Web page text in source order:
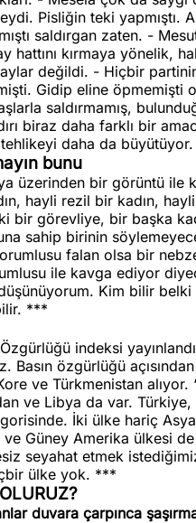
Pisliğin teki
saldırgan zaten. -
hattını kırmaya yönelik,
değildi. - Hiçbir partinin
Gidip eline öpmemişti
saldırmamış,
biraz daha farklı bir
daha da
bunu
üzerinden bir görüntü ile
hayli rezil bir kadın,
bir görevliye, bir başka
sahip birinin
falan olsa bir
ile kavga ediyor
Kim bilir
***
Özgürlüğü indeksi
Basın özgürlüğü
ve Türkmenistan
ve Libya da var.
İki ülke hariç
Güney Amerika ülkesi
seyahat etmek
ülke yok. ***
duvara çarpınca